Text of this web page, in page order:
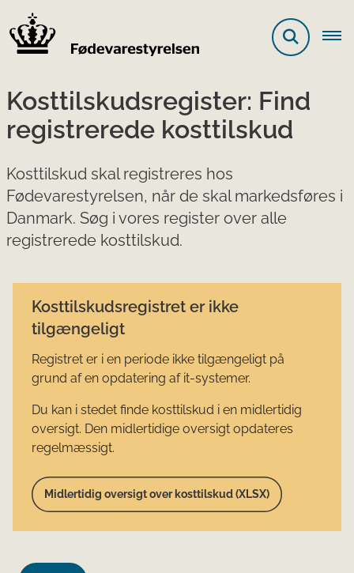
Kosttilskudsregister: Find
registrerede kosttilskud
Kosttilskud skal registreres hos
Fødevarestyrelsen, når de skal markedsføres i
Danmark. Søg i vores register over alle
registrerede kosttilskud.
Kosttilskudsregistret er ikke
tilgængeligt
Registret er i en periode ikke tilgængeligt på
grund af en opdatering af it-systemer.
Du kan i stedet finde kosttilskud i en midlertidig
oversigt. Den midlertidige oversigt opdateres
regelmæssigt.
Midlertidig oversigt over kosttilskud (XLSX)